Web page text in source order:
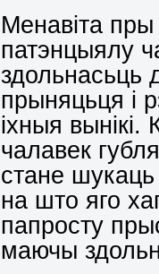
Менавіта пры
патэнцыялу
здольнасьць
прыняцьця і
іхныя
чалавек
стане
на што яго
папросту
маючы